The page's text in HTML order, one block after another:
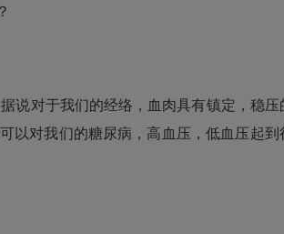
说对于我们的经络，血肉具有镇定，稳压
以对我们的糖尿病，高血压，低血压起到